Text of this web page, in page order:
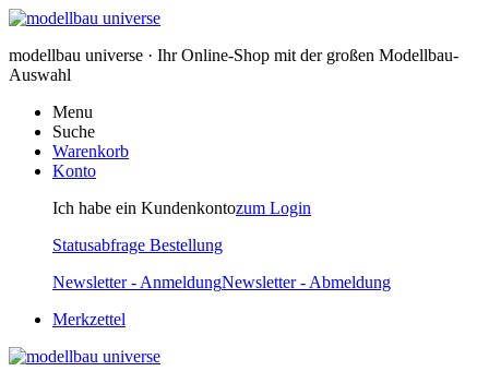
modellbau universe · Ihr Online-Shop mit der großen Modellbau-
Auswahl
Menu
Suche
Warenkorb
Konto
Ich habe ein Kundenkontozum Login
Statusabfrage Bestellung
Newsletter - AnmeldungNewsletter - Abmeldung
Merkzettel